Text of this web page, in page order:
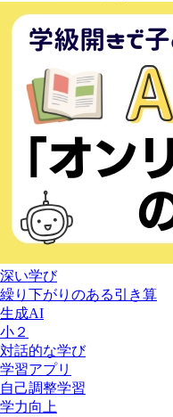
深い学び
繰り下がりのある引き算
生成AI
小２
対話的な学び
学習アプリ
自己調整学習
学力向上